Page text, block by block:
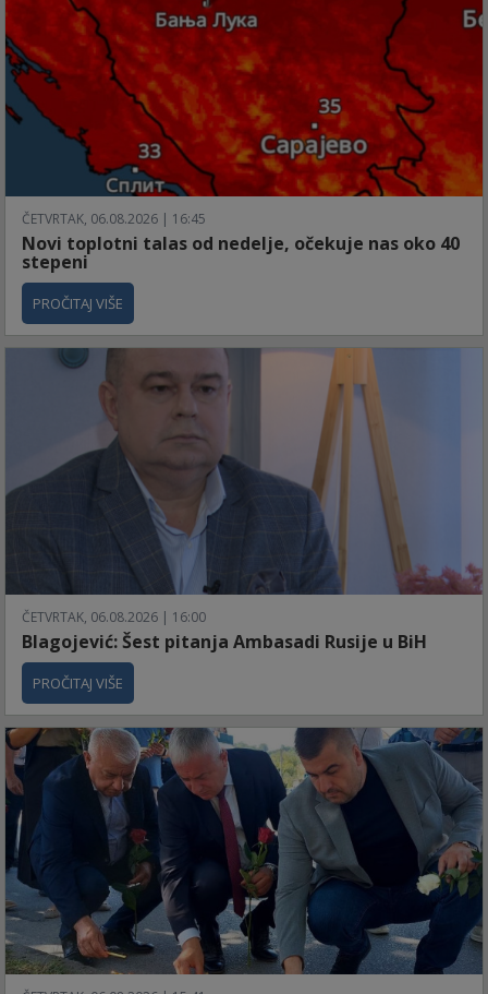
ČETVRTAK, 06.08.2026 | 16:45
Novi toplotni talas od nedelje, očekuje nas oko 40
stepeni
PROČITAJ VIŠE
ČETVRTAK, 06.08.2026 | 16:00
Blagojević: Šest pitanja Ambasadi Rusije u BiH
PROČITAJ VIŠE